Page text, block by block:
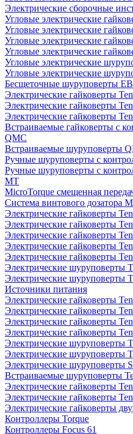
Электрические сборочные
Угловые электрические
Угловые электрические
Угловые электрические
Угловые электрические
Угловые электрические
Угловые электрические
Бесщеточные шуруповерты
Электрические гайковерты
Электрические гайковерты
Электрические гайковерты
Встраиваемые гайковерты с
QMC
Встраиваемые шуруповерты
Ручные шуруповерты с
Ручные шуруповерты с
MT
MicroTorque смещенная
Система винтового дозатора
Электрические гайковерты
Электрические гайковерты
Электрические гайковерты
Электрические гайковерты
Электрические гайковерты
Электрические шуруповерты
Электрические шуруповерты
Источники питания
Электрические гайковерты
Электрические гайковерты
Электрические гайковерты
Электрические гайковерты
Электрические шуруповерты
Электрические шуруповерты
Электрические шуруповерты
Встраиваемые шуруповерты
Электрические гайковерты
Электрические гайковерты
Электрические гайковерты
Контроллеры Torque
Контроллеры Focus 61